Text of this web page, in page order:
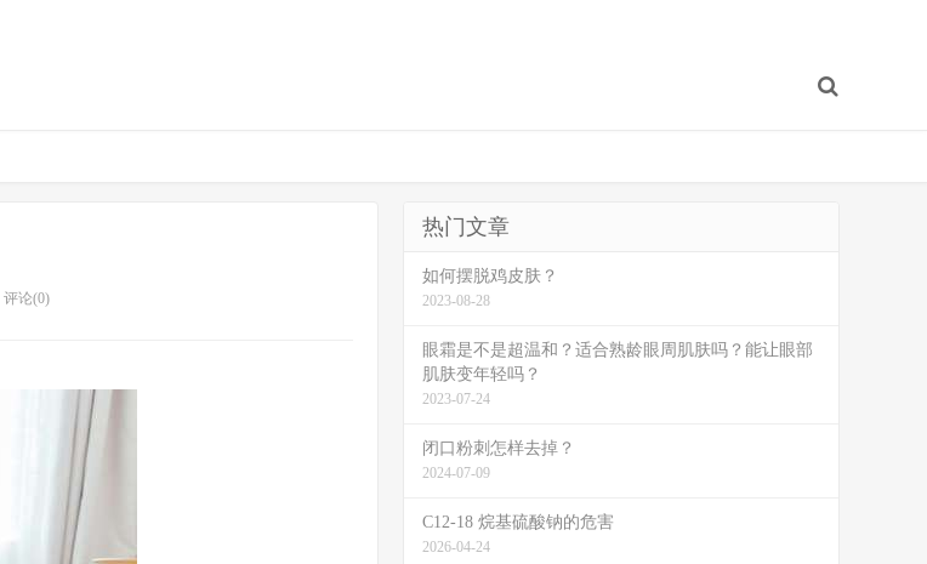
评论(0)
热门文章
如何摆脱鸡皮肤？
2023-08-28
眼霜是不是超温和？适合熟龄眼周肌肤吗？能让眼部
肌肤变年轻吗？
2023-07-24
闭口粉刺怎样去掉？
2024-07-09
C12-18 烷基硫酸钠的危害
2026-04-24